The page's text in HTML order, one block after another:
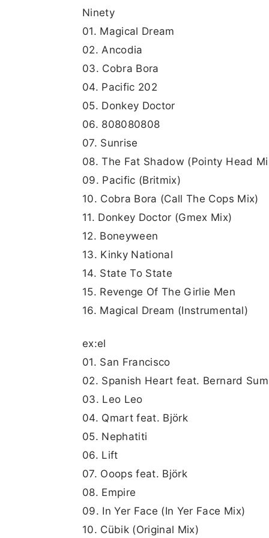
Ninety
01. Magical Dream
02. Ancodia
03. Cobra Bora
04. Pacific 202
05. Donkey Doctor
06. 808080808
07. Sunrise
08. The Fat Shadow (Pointy Head
09. Pacific (Britmix)
10. Cobra Bora (Call The Cops Mix)
11. Donkey Doctor (Gmex Mix)
12. Boneyween
13. Kinky National
14. State To State
15. Revenge Of The Girlie Men
16. Magical Dream (Instrumental)
ex:el
01. San Francisco
02. Spanish Heart feat. Bernard
03. Leo Leo
04. Qmart feat. Björk
05. Nephatiti
06. Lift
07. Ooops feat. Björk
08. Empire
09. In Yer Face (In Yer Face Mix)
10. Cübik (Original Mix)